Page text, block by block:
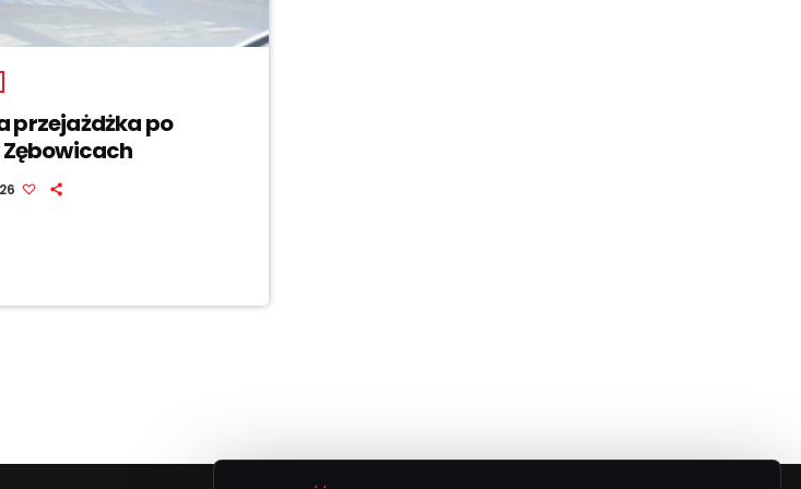
przejażdżka po